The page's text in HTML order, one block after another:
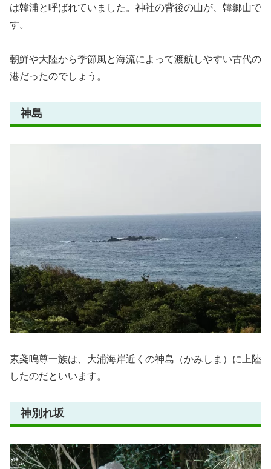
は韓浦と呼ばれていました。神社の背後の山が、韓郷山で
す。
朝鮮や大陸から季節風と海流によって渡航しやすい古代の
港だったのでしょう。
神島
素戔嗚尊一族は、大浦海岸近くの神島（かみしま）に上陸
したのだといいます。
神別れ坂